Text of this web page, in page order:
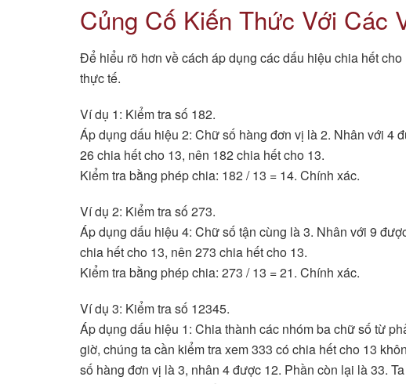
Củng Cố Kiến Thức Với Các
Để hiểu rõ hơn về cách áp dụng các dấu hiệu chia hết
thực tế.
Ví dụ 1: Kiểm tra số 182.
Áp dụng dấu hiệu 2: Chữ số hàng đơn vị là 2. Nhân với 4
26 chia hết cho 13, nên 182 chia hết cho 13.
Kiểm tra bằng phép chia: 182 / 13 = 14. Chính xác.
Ví dụ 2: Kiểm tra số 273.
Áp dụng dấu hiệu 4: Chữ số tận cùng là 3. Nhân với 9
chia hết cho 13, nên 273 chia hết cho 13.
Kiểm tra bằng phép chia: 273 / 13 = 21. Chính xác.
Ví dụ 3: Kiểm tra số 12345.
Áp dụng dấu hiệu 1: Chia thành các nhóm ba chữ số từ
giờ, chúng ta cần kiểm tra xem 333 có chia hết cho 13
số hàng đơn vị là 3, nhân 4 được 12. Phần còn lại là 33.